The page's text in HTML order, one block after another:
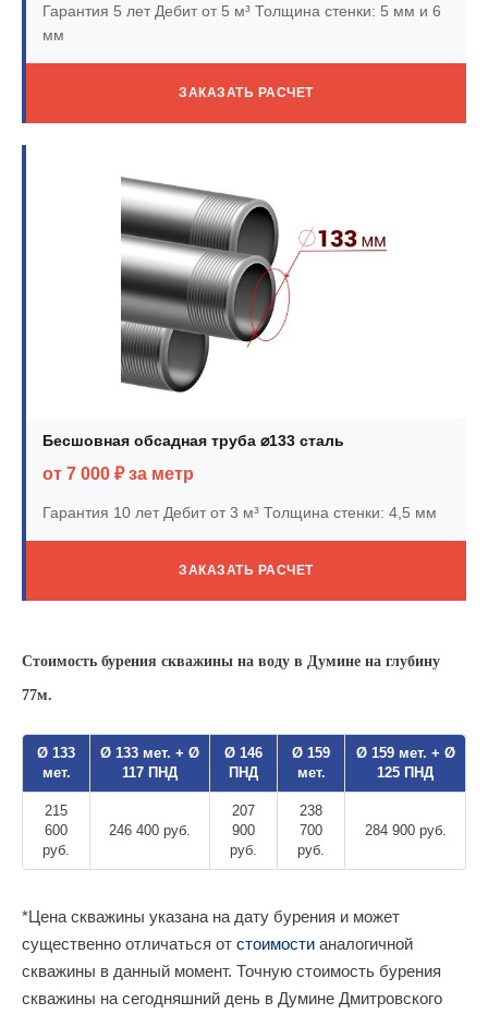
Гарантия 5 летДебит от 5 м³ Толщина стенки: 5 мм и 6
мм
ЗАКАЗАТЬ РАСЧЕТ
Бесшовная обсадная труба ⌀133 сталь
от 7 000 ₽ за метр
Гарантия 10 летДебит от 3 м³ Толщина стенки: 4,5 мм
ЗАКАЗАТЬ РАСЧЕТ
Стоимость бурения скважины на воду в Думине на глубину
77м.
Ø 133
мет.
Ø 133 мет. + Ø
117 ПНД
Ø 146
ПНД
Ø 159
мет.
Ø 159 мет. + Ø
125 ПНД
215
600
руб.
246 400 руб.
207
900
руб.
238
700
руб.
284 900 руб.
*Цена скважины указана на дату бурения и может
существенно отличаться от стоимости аналогичной
скважины в данный момент. Точную стоимость бурения
скважины на сегодняшний день в Думине Дмитровского